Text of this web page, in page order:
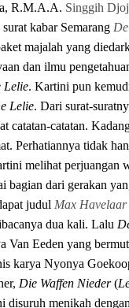
R.M.A.A. Singgih
kabar Semarang
majalah yang
dan ilmu
Lelie. Kartini pun
Lelie. Dari surat-
catatan-catatan.
Perhatiannya tidak
melihat perjuangan
bagian dari gerakan
judul Max Havelaar
dua kali. Lalu
Van Eeden yang
karya Nyonya
Die Waffen Nieder(
disuruh menikah